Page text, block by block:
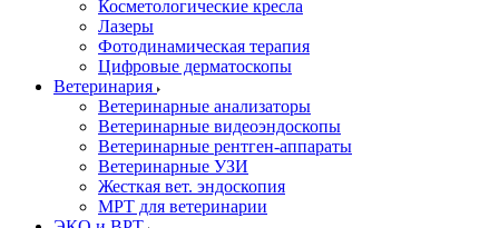
Косметологические кресла
Лазеры
Фотодинамическая терапия
Цифровые дерматоскопы
Ветеринария
Ветеринарные анализаторы
Ветеринарные видеоэндоскопы
Ветеринарные рентген-аппараты
Ветеринарные УЗИ
Жесткая вет. эндоскопия
МРТ для ветеринарии